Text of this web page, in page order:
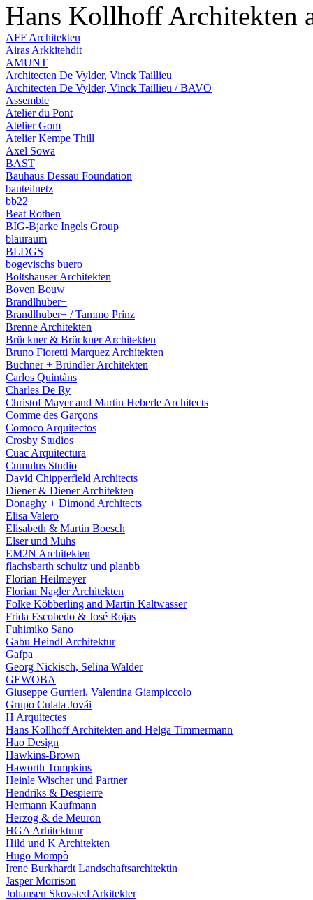
Hans Kollhoff Architekten
AFF Architekten
Airas Arkkitehdit
AMUNT
Architecten De Vylder, Vinck Taillieu
Architecten De Vylder, Vinck Taillieu / BAVO
Assemble
Atelier du Pont
Atelier Gom
Atelier Kempe Thill
Axel Sowa
BAST
Bauhaus Dessau Foundation
bauteilnetz
bb22
Beat Rothen
BIG-Bjarke Ingels Group
blauraum
BLDGS
bogevischs buero
Boltshauser Architekten
Boven Bouw
Brandlhuber+
Brandlhuber+ / Tammo Prinz
Brenne Architekten
Brückner & Brückner Architekten
Bruno Fioretti Marquez Architekten
Buchner + Bründler Architekten
Carlos Quintàns
Charles De Ry
Christof Mayer and Martin Heberle Architects
Comme des Garçons
Comoco Arquitectos
Crosby Studios
Cuac Arquitectura
Cumulus Studio
David Chipperfield Architects
Diener & Diener Architekten
Donaghy + Dimond Architects
Elisa Valero
Elisabeth & Martin Boesch
Elser und Muhs
EM2N Architekten
flachsbarth schultz und planbb
Florian Heilmeyer
Florian Nagler Architekten
Folke Köbberling and Martin Kaltwasser
Frida Escobedo & José Rojas
Fuhimiko Sano
Gabu Heindl Architektur
Gafpa
Georg Nickisch, Selina Walder
GEWOBA
Giuseppe Gurrieri, Valentina Giampiccolo
Grupo Culata Jovái
H Arquitectes
Hans Kollhoff Architekten and Helga Timmermann
Hao Design
Hawkins-Brown
Haworth Tompkins
Heinle Wischer und Partner
Hendriks & Despierre
Hermann Kaufmann
Herzog & de Meuron
HGA Arhitektuur
Hild und K Architekten
Hugo Mompò
Irene Burkhardt Landschaftsarchitektin
Jasper Morrison
Johansen Skovsted Arkitekter